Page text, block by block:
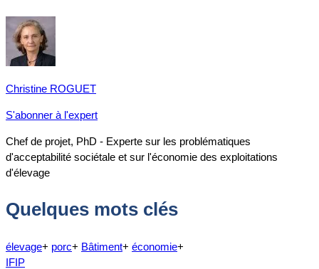
Christine ROGUET
S'abonner à l'expert
Chef de projet, PhD - Experte sur les problématiques
d'acceptabilité sociétale et sur l'économie des exploitations
d'élevage
Quelques mots clés
élevage+ porc+ Bâtiment+ économie+
IFIP